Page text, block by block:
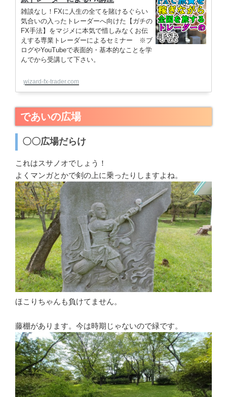
雑談なし！FXに人生の全てを賭けるぐらい
気合いの入ったトレーダーへ向けた【ガチの
FX手法】をマジメに本気で惜しみなくお伝
えする専業トレーダーによるセミナー ※ブ
ログやYouTubeで表面的・基本的なことを学
んでから受講して下さい。
wizard-fx-trader.com
であいの広場
〇〇広場だらけ
これはスサノオでしょう！
よくマンガとかで剣の上に乗ったりしますよね。
ほこりちゃんも負けてません。
藤棚があります。今は時期じゃないので緑です。